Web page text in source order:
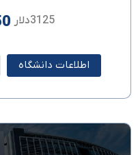
3125دلار
اطلاعات دانشگاه